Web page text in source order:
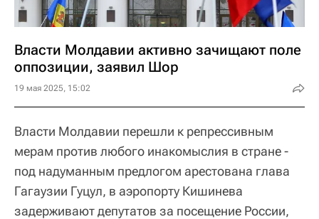
Власти Молдавии активно зачищают поле
оппозиции, заявил Шор
19 мая 2025, 15:02
Власти Молдавии перешли к репрессивным
мерам против любого инакомыслия в стране -
под надуманным предлогом арестована глава
Гагаузии Гуцул, в аэропорту Кишинева
задерживают депутатов за посещение России,